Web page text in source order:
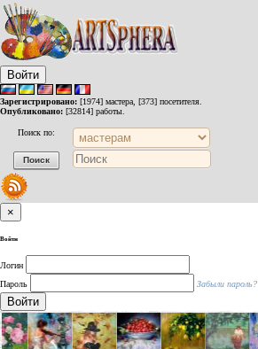
Войти
Зарегистрировано: [1974] мастера, [373] посетителя.
Опубликовано: [32814] работы.
Поиск по:
×
Войти
Логин
Пароль
Забыли пароль?
Войти